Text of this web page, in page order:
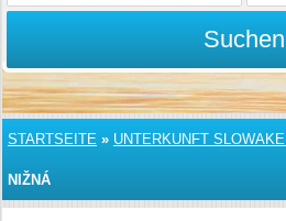
Suchen
STARTSEITE » UNTERKUNFT SLOWAKEI
NIŽNÁ